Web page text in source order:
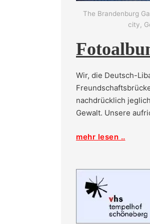
The Brandenburg
city,
Wir, die Deutsch-
nachdrücklich
Gewalt. Unsere
mehr lesen ..